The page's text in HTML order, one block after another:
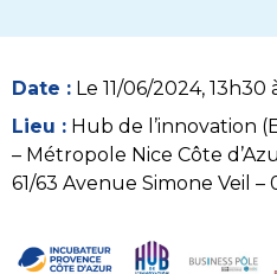
Date : Le 11/06/2024, 13h30
Lieu : Hub de l’innovation
– Métropole Nice Côte
61/63 Avenue Simone Veil –